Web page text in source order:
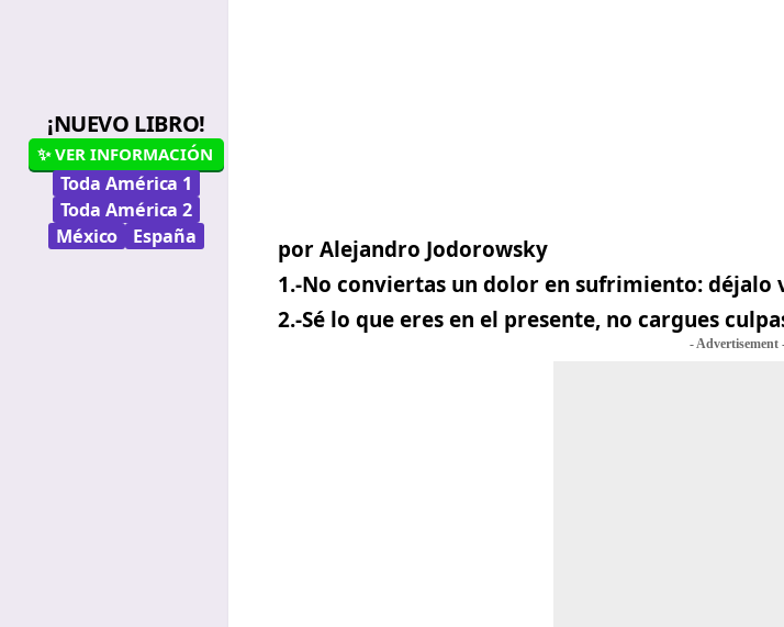
¡NUEVO LIBRO!
✨ VER INFORMACIÓN
Toda América 1
Toda América 2
México
España
por Alejandro Jodorowsky
1.-No conviertas un dolor en sufrimiento: déjalo
2.-Sé lo que eres en el presente, no cargues
- Advertisement